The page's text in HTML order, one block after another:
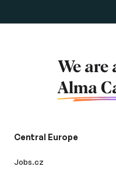
We are
Alma
Central Europe
Jobs.cz